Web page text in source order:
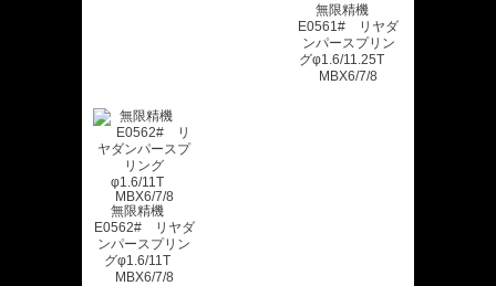
無限精機
E0561# リヤダ
ンパースプリン
グφ1.6/11.25T
MBX6/7/8
無限精機
E0562# リヤダ
ンパースプリン
グφ1.6/11T
MBX6/7/8